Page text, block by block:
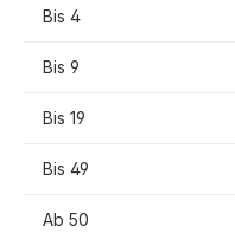
Bis 4
Bis 9
Bis 19
Bis 49
Ab 50